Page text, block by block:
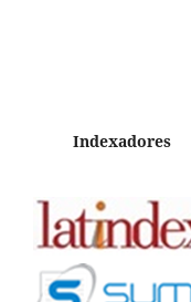
Indexadores